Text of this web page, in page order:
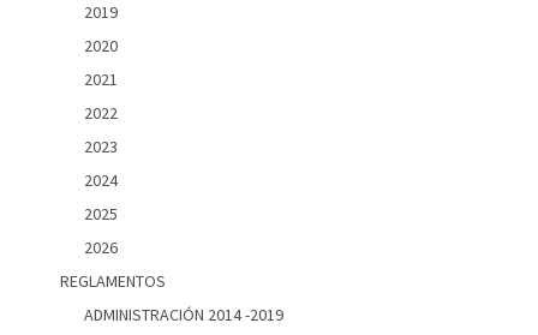
2019
2020
2021
2022
2023
2024
2025
2026
REGLAMENTOS
ADMINISTRACIÓN 2014 -2019